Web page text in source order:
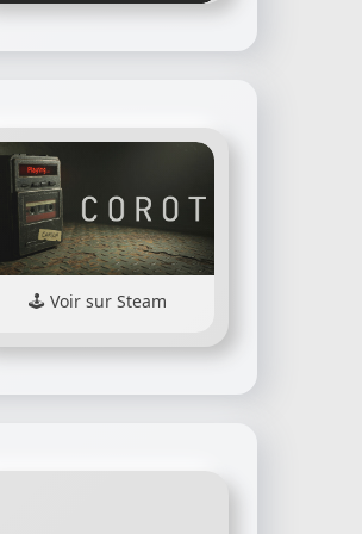
Voir sur Steam